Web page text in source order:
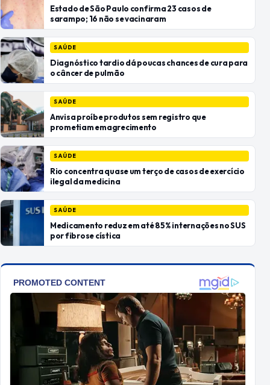
Estado de São Paulo confirma 23 casos de
sarampo; 16 não se vacinaram
SAÚDE
Diagnóstico tardio dá poucas chances de cura para
o câncer de pulmão
SAÚDE
Anvisa proíbe produtos sem registro que
prometiam emagrecimento
SAÚDE
Rio concentra quase um terço de casos de exercício
ilegal da medicina
SAÚDE
Medicamento reduz em até 85% internações no SUS
por fibrose cística